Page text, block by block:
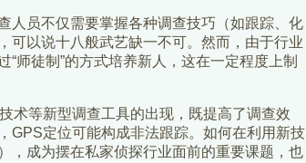
员不仅需要掌握各种调查技巧（如跟踪、化
可以说十八般武艺缺一不可。然而，由于行业
师徒制”的方式培养新人，这在一定程度上制
等新型调查工具的出现，既提高了调查效
GPS定位可能构成非法跟踪。如何在利用新技
，成为摆在私家侦探行业面前的重要课题，也